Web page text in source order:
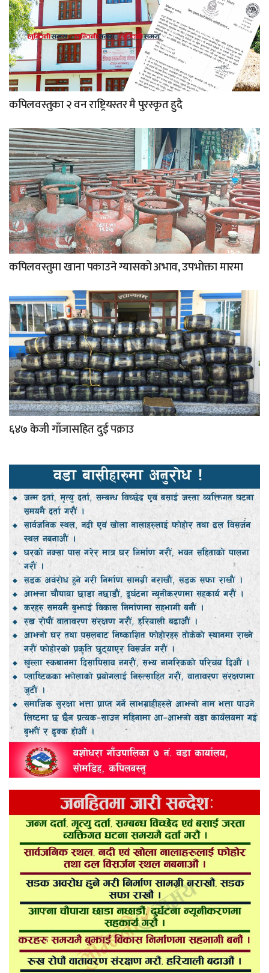
कपिलवस्तुका २ वन राष्ट्रियस्तर मै पुरस्कृत हुदै
कपिलवस्तुमा खाना पकाउने ग्यासको अभाव, उपभोक्ता मारमा
६४७ केजी गाँजासहित दुई पक्राउ